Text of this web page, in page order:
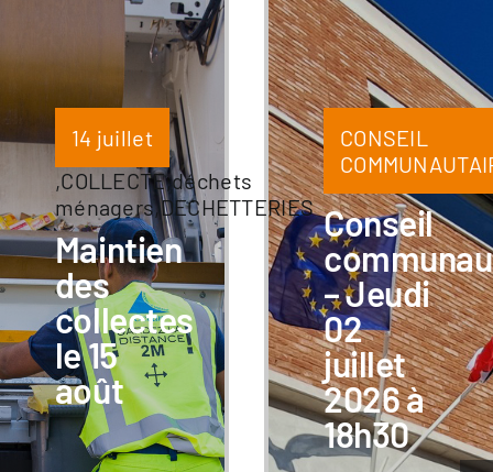
14 juillet
,COLLECTE,déchets
ménagers,DECHETTERIES
Maintien
des
collectes
le 15
août
CONSEIL
Conseil
– Jeudi
02
juillet
2026 à
18h30